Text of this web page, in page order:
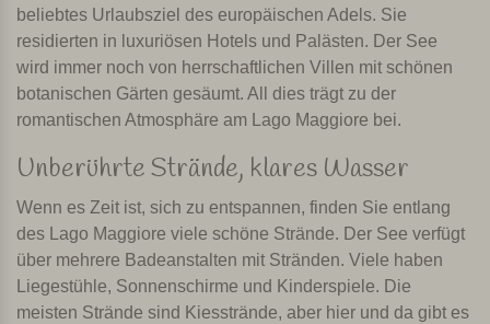
beliebtes Urlaubsziel des europäischen Adels. Sie
residierten in luxuriösen Hotels und Palästen. Der See
wird immer noch von herrschaftlichen Villen mit schönen
botanischen Gärten gesäumt. All dies trägt zu der
romantischen Atmosphäre am Lago Maggiore bei.
Unberührte Strände, klares Wasser
Wenn es Zeit ist, sich zu entspannen, finden Sie entlang
des Lago Maggiore viele schöne Strände. Der See verfügt
über mehrere Badeanstalten mit Stränden. Viele haben
Liegestühle, Sonnenschirme und Kinderspiele. Die
meisten Strände sind Kiesstrände, aber hier und da gibt es